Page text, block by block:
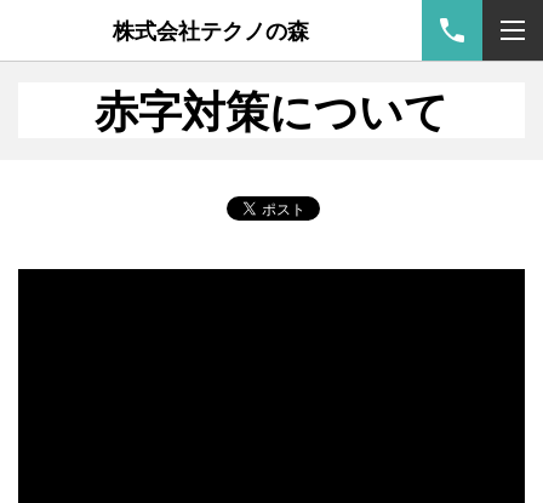
株式会社テクノの森
赤字対策について